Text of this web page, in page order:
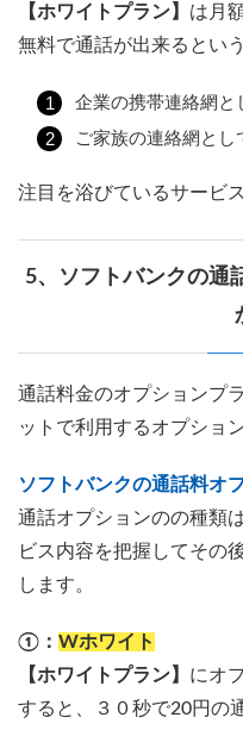
【ホワイトプラン】 は月
無料で通話が出来るという
企業の携帯連絡網と
ご家族の連絡網とし
注目を浴びているサービス
5、ソフトバンクの通
通話料金のオプションプ
ットで利用するオプショ
ソフトバンクの通話料オ
通話オプションのの種類
ビス内容を把握してその
します。
①： Wホワイト
【ホワイトプラン】 にオ
すると、３０秒で20円の